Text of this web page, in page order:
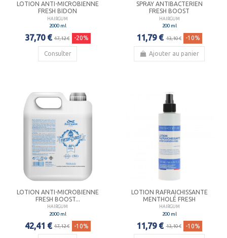
LOTION ANTI-MICROBIENNE
FRESH BIDON
HAIRGUM
2000 ml
37,70 € 47,12 € -20%
Consulter
SPRAY ANTIBACTERIEN
FRESH BOOST
HAIRGUM
200 ml
11,79 € 13,10 € -10%
Ajouter au panier
LOTION ANTI-MICROBIENNE
FRESH BOOST...
HAIRGUM
2000 ml
42,41 € 47,12 € -10%
LOTION RAFRAICHISSANTE
MENTHOLÉ FRESH
HAIRGUM
200 ml
11,79 € 13,10 € -10%